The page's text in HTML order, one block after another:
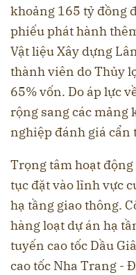
khoảng 165 tỷ đồng
phiếu phát hành
Vật liệu Xây dựng
thành viên do Thủy
65% vốn. Do áp lực
rộng sang các
nghiệp đánh giá cẩn
Trọng tâm hoạt
tục đặt vào lĩnh vực
hạ tầng giao thông.
hàng loạt dự án hạ
tuyến cao tốc Dầu
cao tốc Nha Trang -